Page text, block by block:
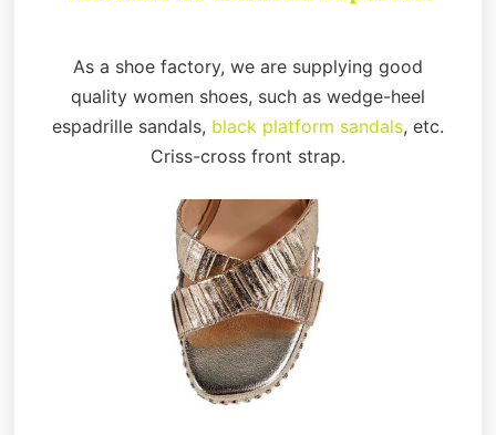
As a shoe factory, we are supplying good
quality women shoes, such as wedge-heel
espadrille sandals, black platform sandals, etc.
Criss-cross front strap.